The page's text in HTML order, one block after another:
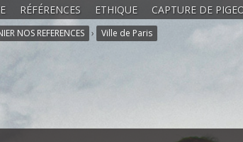
RÉFÉRENCES ETHIQUE CAPTURE DE
NOS REFERENCES › Ville de Paris